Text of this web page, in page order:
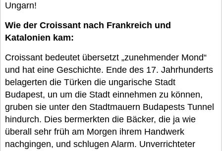
Ungarn!
Wie der Croissant nach Frankreich und
Katalonien kam:
Croissant bedeutet übersetzt „zunehmender Mond“
und hat eine Geschichte. Ende des 17. Jahrhunderts
belagerten die Türken die ungarische Stadt
Budapest, un um die Stadt einnehmen zu können,
gruben sie unter den Stadtmauern Budapests Tunnel
hindurch. Dies bermerkten die Bäcker, die ja wie
überall sehr früh am Morgen ihrem Handwerk
nachgingen, und schlugen Alarm. Unverrichteter